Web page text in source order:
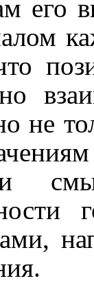
его
не